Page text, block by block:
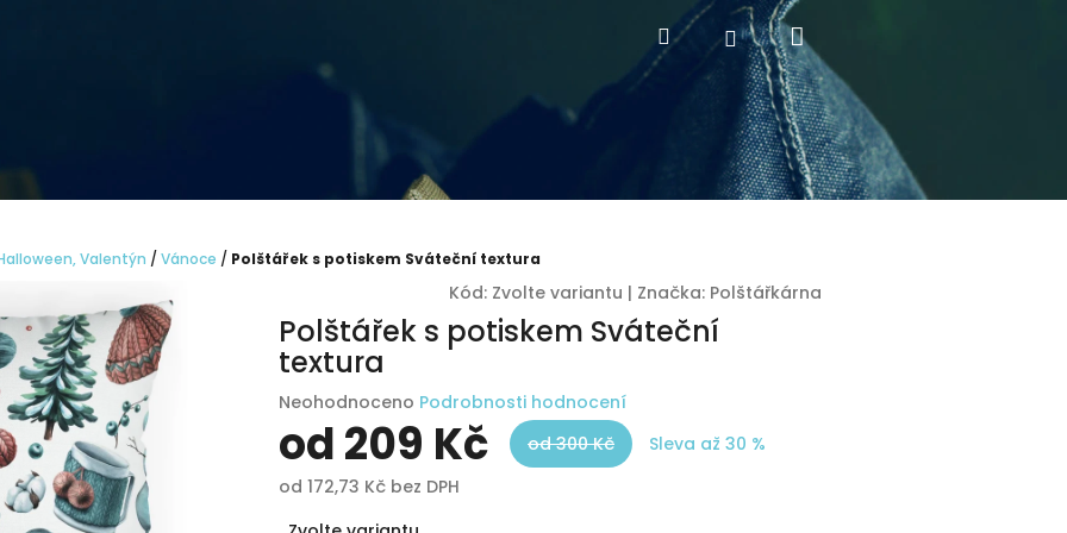
HledatPřihlášeníNákupní
košík
Valentýn / Vánoce / Polštářek s potiskem Sváteční textura
Kód: Zvolte variantu | Značka: Polštářkárna
Polštářek s potiskem Sváteční
textura
Průměrné
hodnocení
produktu
0,0
Neohodnoceno Podrobnosti hodnocení
od209 Kč od 300 Kč
Sleva až 30 %
od 172,73 Kč bez DPH